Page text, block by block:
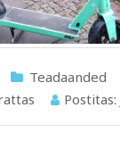
Teadaanded
Postitas: